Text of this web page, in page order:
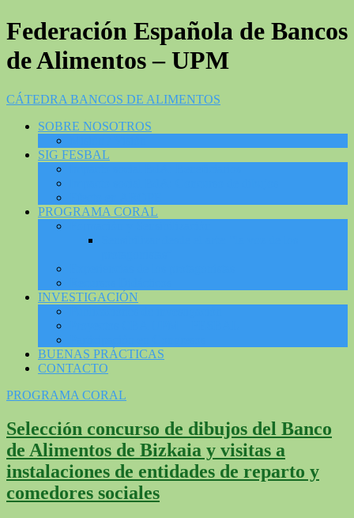
Federación Española de Bancos
de Alimentos – UPM
CÁTEDRA BANCOS DE ALIMENTOS
SOBRE NOSOTROS
SIG FESBAL
PROGRAMA CORAL
INVESTIGACIÓN
BUENAS PRÁCTICAS
CONTACTO
PROGRAMA CORAL
Selección concurso de dibujos del Banco
de Alimentos de Bizkaia y visitas a
instalaciones de entidades de reparto y
comedores sociales